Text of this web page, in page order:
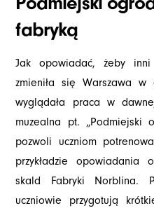
fabryką
Jak opowiadać, żeby
zmieniła się Warszawa
wyglądała praca w
muzealna pt. „Podmiejski
pozwoli uczniom
przykładzie opowiadania
skald Fabryki Norblina.
uczniowie przygotują